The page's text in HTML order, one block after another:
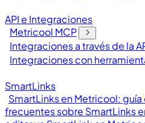
API e Integraciones
Metricool MCP
Integraciones a través de la
Integraciones con
SmartLinks
SmartLinks en Metricool:
frecuentes sobre SmartLinks